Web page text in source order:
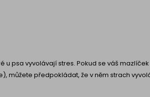
u psa vyvolávají stres. Pokud se váš mazlíček
můžete předpokládat, že v něm strach